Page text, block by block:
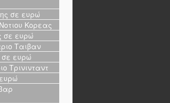
σε ευρώ
Κορεας
σε ευρώ
Ταιβαν
ευρώ
Τρινινταντ